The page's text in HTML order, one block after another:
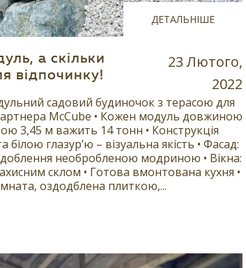
ДЕТАЛЬНІШЕ
а скільки
відпочинку!
23 Лютого,
2022
садовий будиночок з терасою для
McCube • Кожен модуль довжиною
3,45 м важить 14 тонн • Конструкція
білою глазур’ю – візуальна якість • Фасад:
необробленою модриною • Вікна:
склом • Готова вмонтована кухня •
оздодблена плиткою,...